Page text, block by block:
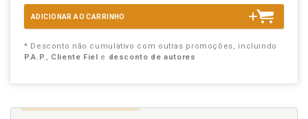
ADICIONAR AO CARRINHO
* Desconto não cumulativo com outras promoções, incluindo
P.A.P., Cliente Fiel e desconto de autores